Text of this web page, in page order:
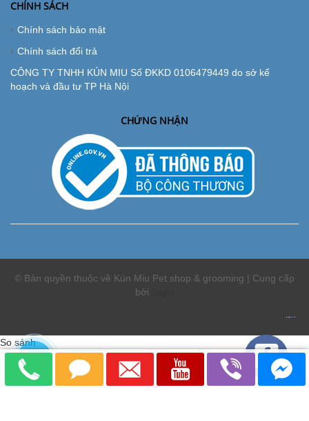
CHÍNH SÁCH
Chính sách bảo mật
Chính sách đổi trả
CÔNG TY TNHH KÚN MIU Số ĐKKD 0106479449 do sở kế
hoạch và đầu tư TP Hà Nội
CHỨNG NHẬN
© Bản quyền thuộc về Kún Miu Pet shop & grooming | Cung cấp
bởi
So sánh